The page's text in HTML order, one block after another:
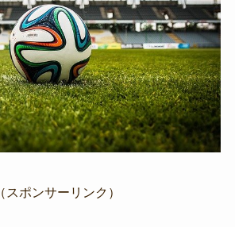
（スポンサーリンク）